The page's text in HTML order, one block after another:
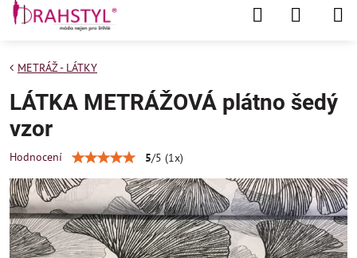
METRÁŽ - LÁTKY
LÁTKA METRÁŽOVÁ plátno šedý
vzor
Hodnocení 5/5 (1x)